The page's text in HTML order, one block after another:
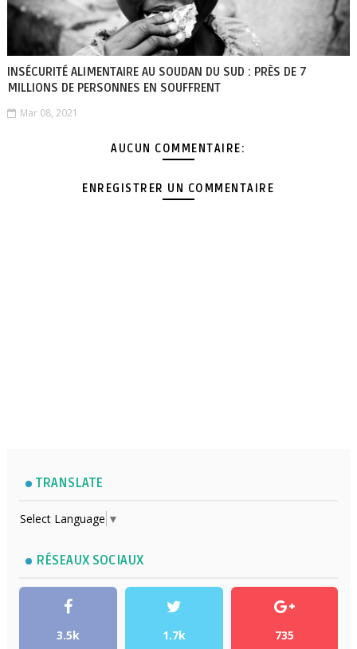
INSÉCURITÉ ALIMENTAIRE AU SOUDAN DU SUD : PRÈS DE 7
MILLIONS DE PERSONNES EN SOUFFRENT
Mar 08, 2021
AUCUN COMMENTAIRE:
ENREGISTRER UN COMMENTAIRE
TRANSLATE
Select Language ▼
RÉSEAUX SOCIAUX
3.5k 1.7k 735